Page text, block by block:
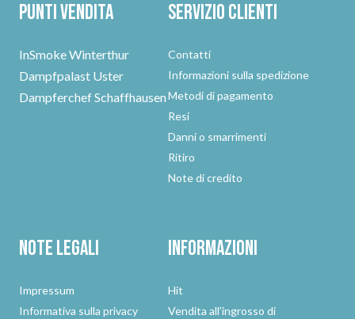
Punti vendita
InSmoke Winterthur
Dampfpalast Uster
Dampferchef Schaffhausen
Servizio clienti
Contatti
Informazioni sulla spedizione
Metodi di pagamento
Resi
Danni o smarrimenti
Ritiro
Note di credito
Note legali
Impressum
Informativa sulla privacy
Informazioni
Hit
Vendita all'ingrosso di